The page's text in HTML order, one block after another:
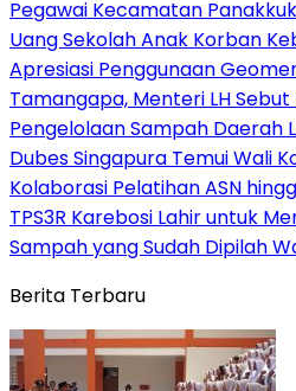
Pegawai Kecamatan
Uang Sekolah Anak Korban
Apresiasi Penggunaan
Tamangapa, Menteri LH
Pengelolaan Sampah Daerah
Dubes Singapura Temui Wali
Kolaborasi Pelatihan ASN
TPS3R Karebosi Lahir untuk
Sampah yang Sudah Dipilah
Berita Terbaru